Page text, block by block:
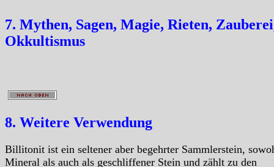
7. Mythen, Sagen, Magie, Rieten,
Okkultismus
8. Weitere Verwendung
Billitonit ist ein seltener aber begehrter Sammlerstein,
Mineral als auch als geschliffener Stein und zählt zu den